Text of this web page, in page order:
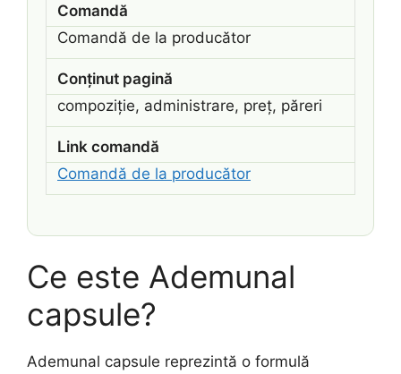
Comandă
Comandă de la producător
Conținut pagină
compoziție, administrare, preț, păreri
Link comandă
Comandă de la producător
Ce este Ademunal
capsule?
Ademunal capsule reprezintă o formulă